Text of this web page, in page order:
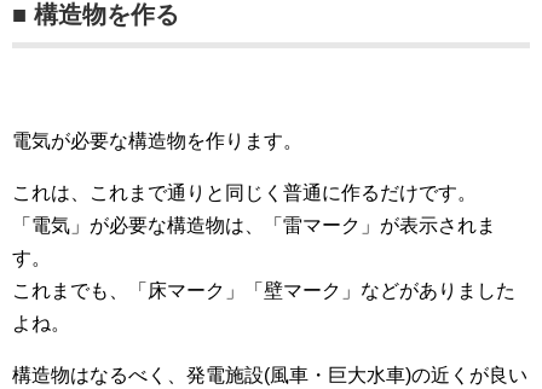
■ 構造物を作る
電気が必要な構造物を作ります。
これは、これまで通りと同じく普通に作るだけです。
「電気」が必要な構造物は、「雷マーク」が表示されま
す。
これまでも、「床マーク」「壁マーク」などがありました
よね。
構造物はなるべく、発電施設(風車・巨大水車)の近くが良い